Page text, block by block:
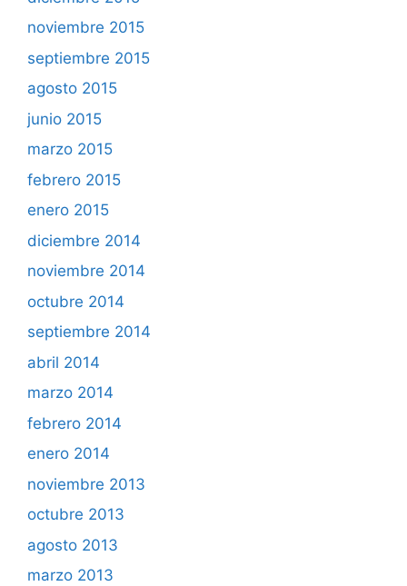
noviembre 2015
septiembre 2015
agosto 2015
junio 2015
marzo 2015
febrero 2015
enero 2015
diciembre 2014
noviembre 2014
octubre 2014
septiembre 2014
abril 2014
marzo 2014
febrero 2014
enero 2014
noviembre 2013
octubre 2013
agosto 2013
marzo 2013